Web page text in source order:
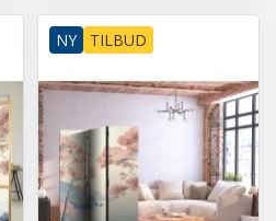
NY TILBUD